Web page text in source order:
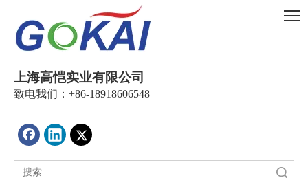
上海高恺实业有限公司
致电我们：+86-18918606548